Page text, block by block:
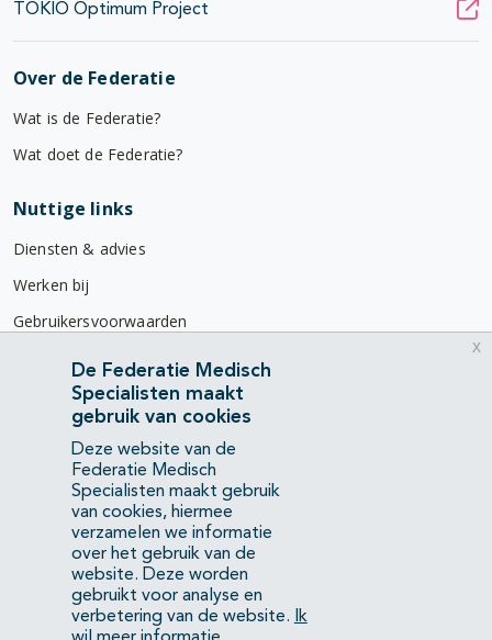
TOKIO Optimum Project
Over de Federatie
Wat is de Federatie?
Wat doet de Federatie?
Nuttige links
Diensten & advies
Werken bij
Gebruikersvoorwaarden
Privacyverklaring
Contact
Mercatorlaan 1200
3528 BL Utrecht
(088) 505 34 34
info@richtlijnendatabase.nl
YouTubeLinkedIn
De Federatie Medisch
Specialisten maakt
gebruik van cookies
Deze website van de
Federatie Medisch
Specialisten maakt gebruik
van cookies, hiermee
verzamelen we informatie
over het gebruik van de
website. Deze worden
gebruikt voor analyse en
verbetering van de website.
Ik
x